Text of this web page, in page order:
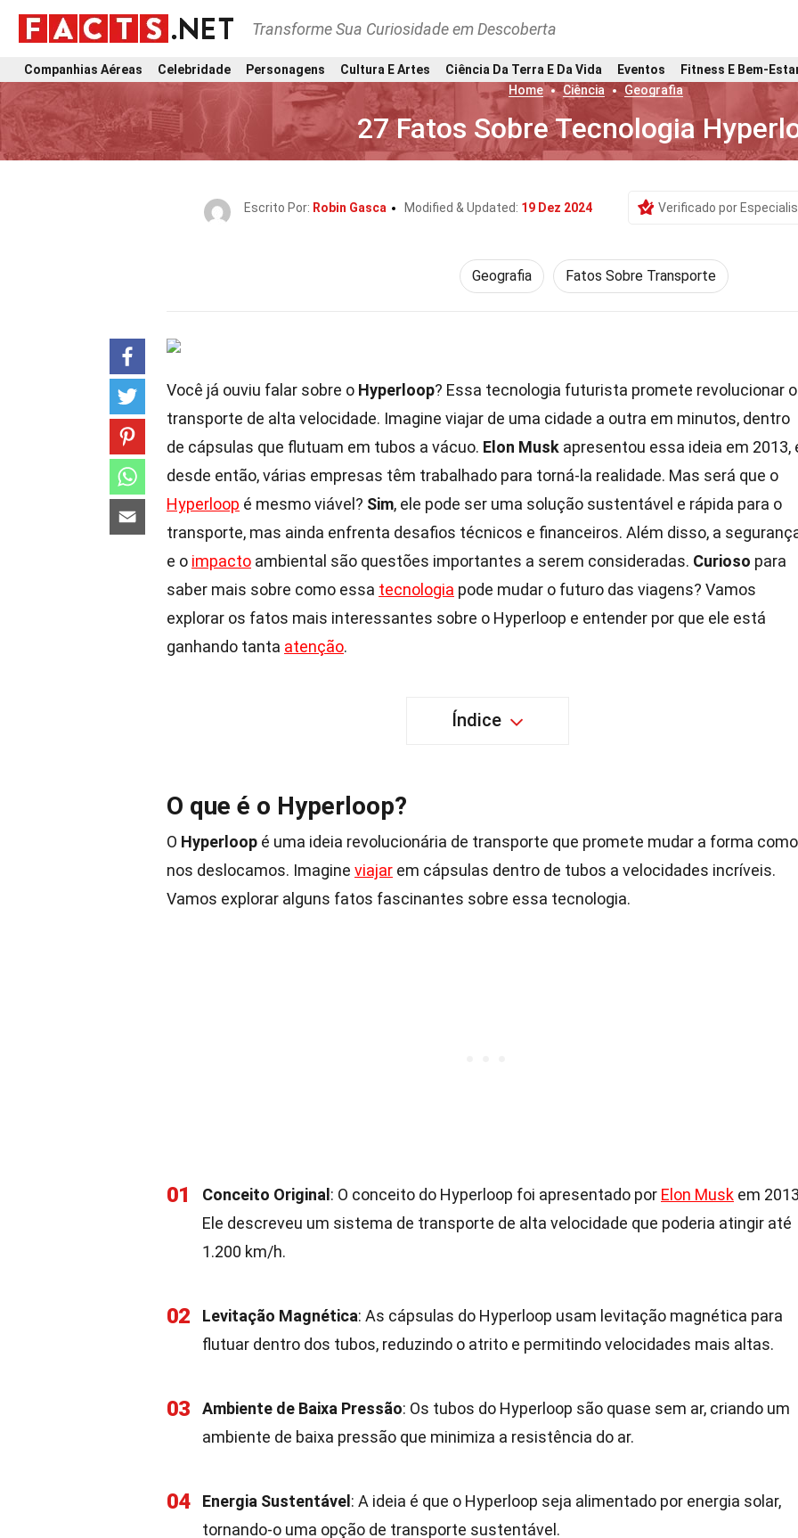
Transforme Sua Curiosidade em Descoberta
Companhias Aéreas Celebridade Personagens Cultura E Artes Ciência Da Terra E Da Vida Eventos
Fitness E Bem-
Home
Ciência Geografia
27 Fatos Sobre Tecnologia
Escrito Por: Robin Gasca Modified & Updated: 19 Dez 2024 Verificado por
Geografia Fatos Sobre Transporte
Você já ouviu falar sobre o Hyperloop? Essa tecnologia futurista promete revolucionar o
transporte de alta velocidade. Imagine viajar de uma cidade a outra em minutos, dentro
de cápsulas que flutuam em tubos a vácuo. Elon Musk apresentou essa ideia em 2013,
desde então, várias empresas têm trabalhado para torná-la realidade. Mas será que o
Hyperloop é mesmo viável? Sim, ele pode ser uma solução sustentável e rápida para o
transporte, mas ainda enfrenta desafios técnicos e financeiros. Além disso, a
e o impacto ambiental são questões importantes a serem consideradas. Curioso para
saber mais sobre como essa tecnologia pode mudar o futuro das viagens? Vamos
explorar os fatos mais interessantes sobre o Hyperloop e entender por que ele está
ganhando tanta atenção.
Índice
O que é o Hyperloop?
O Hyperloop é uma ideia revolucionária de transporte que promete mudar a forma como
nos deslocamos. Imagine viajar em cápsulas dentro de tubos a velocidades incríveis.
Vamos explorar alguns fatos fascinantes sobre essa tecnologia.
01 Conceito Original : O conceito do Hyperloop foi apresentado por Elon Musk em
Ele descreveu um sistema de transporte de alta velocidade que poderia atingir até
1.200 km/h.
02 Levitação Magnética: As cápsulas do Hyperloop usam levitação magnética para
flutuar dentro dos tubos, reduzindo o atrito e permitindo velocidades mais altas.
03 Ambiente de Baixa Pressão: Os tubos do Hyperloop são quase sem ar, criando um
ambiente de baixa pressão que minimiza a resistência do ar.
04 Energia Sustentável : A ideia é que o Hyperloop seja alimentado por energia solar,
tornando-o uma opção de transporte sustentável.